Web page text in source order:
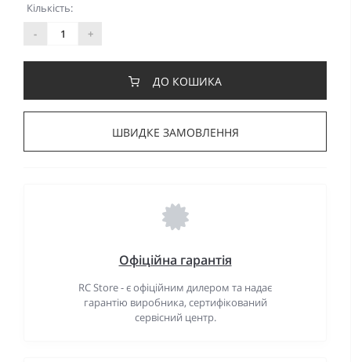
Кількість:
-
+
ДО КОШИКА
ШВИДКЕ ЗАМОВЛЕННЯ
Офіційна гарантія
RC Store - є офіційним дилером та надає
гарантію виробника, сертифікований
сервісний центр.